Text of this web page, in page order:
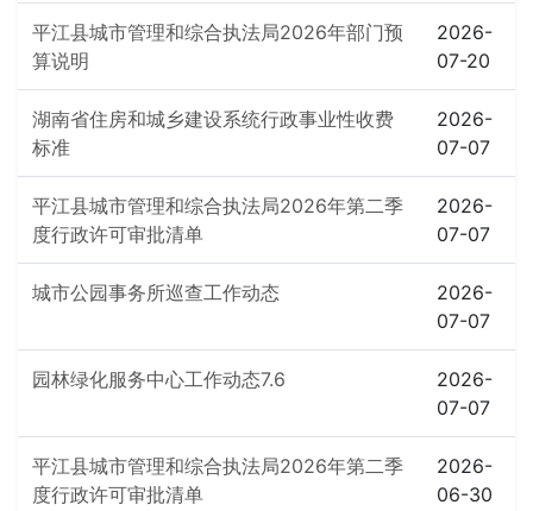
平江县城市管理和综合执法局2026年部门预
算说明
2026-
07-20
湖南省住房和城乡建设系统行政事业性收费
标准
2026-
07-07
平江县城市管理和综合执法局2026年第二季
度行政许可审批清单
2026-
07-07
城市公园事务所巡查工作动态
2026-
07-07
园林绿化服务中心工作动态7.6
2026-
07-07
平江县城市管理和综合执法局2026年第二季
度行政许可审批清单
2026-
06-30